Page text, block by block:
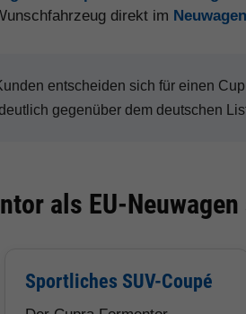
direkt im
entscheiden sich für einen
gegenüber dem deutschen
als EU-
Sportliches SUV-Coupé